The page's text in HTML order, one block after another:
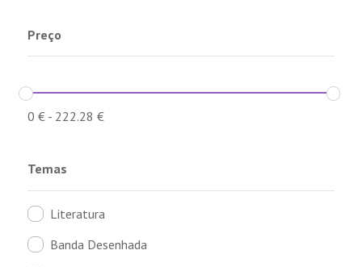
Preço
0 €- 222.28 €
Temas
Literatura
Banda Desenhada